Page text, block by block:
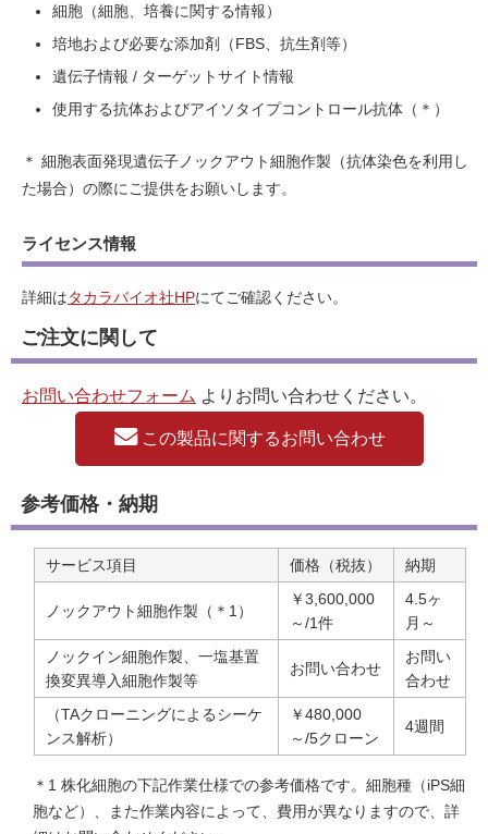
細胞（細胞、培養に関する情報）
培地および必要な添加剤（FBS、抗生剤等）
遺伝子情報 / ターゲットサイト情報
使用する抗体およびアイソタイプコントロール抗体（＊）
＊ 細胞表面発現遺伝子ノックアウト細胞作製（抗体染色を利用し
た場合）の際にご提供をお願いします。
ライセンス情報
詳細はタカラバイオ社HPにてご確認ください。
ご注文に関して
お問い合わせフォーム よりお問い合わせください。
この製品に関するお問い合わせ
参考価格・納期
サービス項目 価格（税抜） 納期
ノックアウト細胞作製（＊1）
￥3,600,000
～/1件
4.5ヶ
月～
ノックイン細胞作製、一塩基置
換変異導入細胞作製等
お問い合わせ
お問い
合わせ
（TAクローニングによるシーケ
ンス解析）
￥480,000
～/5クローン
4週間
＊1 株化細胞の下記作業仕様での参考価格です。細胞種（iPS細
胞など）、また作業内容によって、費用が異なりますので、詳